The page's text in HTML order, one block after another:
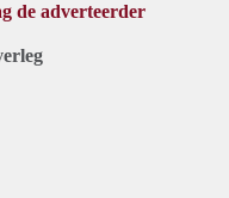
de adverteerder